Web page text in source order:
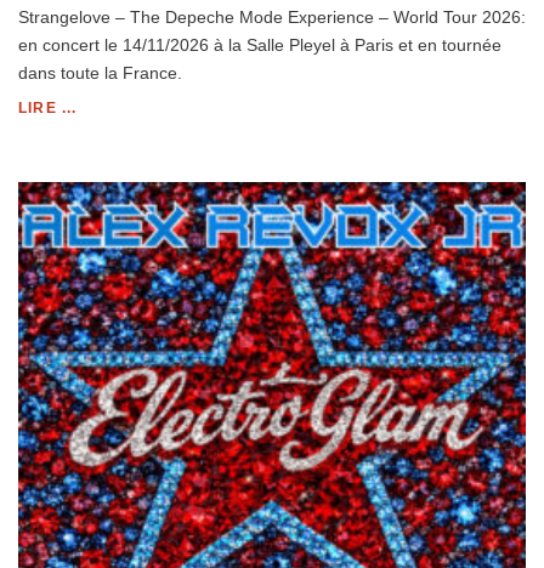
Strangelove – The Depeche Mode Experience – World Tour 2026:
en concert le 14/11/2026 à la Salle Pleyel à Paris et en tournée
dans toute la France.
LIRE ...